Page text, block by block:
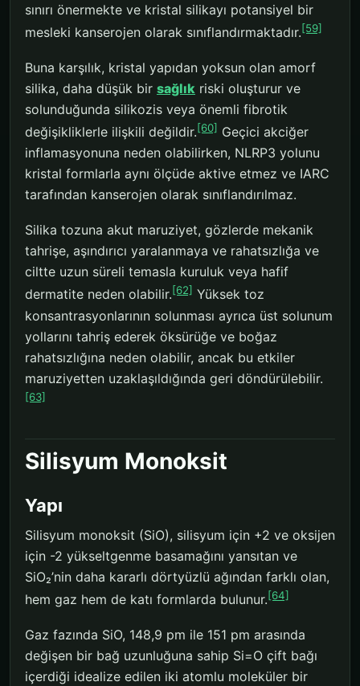
sınırı önermekte ve kristal silikayı potansiyel bir
mesleki kanserojen olarak sınıflandırmaktadır.[59]
Buna karşılık, kristal yapıdan yoksun olan amorf
silika, daha düşük bir sağlık riski oluşturur ve
solunduğunda silikozis veya önemli fibrotik
değişikliklerle ilişkili değildir.[60] Geçici akciğer
inflamasyonuna neden olabilirken, NLRP3 yolunu
kristal formlarla aynı ölçüde aktive etmez ve IARC
tarafından kanserojen olarak sınıflandırılmaz.
Silika tozuna akut maruziyet, gözlerde mekanik
tahrişe, aşındırıcı yaralanmaya ve rahatsızlığa ve
ciltte uzun süreli temasla kuruluk veya hafif
dermatite neden olabilir.[62] Yüksek toz
konsantrasyonlarının solunması ayrıca üst solunum
yollarını tahriş ederek öksürüğe ve boğaz
rahatsızlığına neden olabilir, ancak bu etkiler
maruziyetten uzaklaşıldığında geri döndürülebilir.
[63]
Silisyum Monoksit
Yapı
Silisyum monoksit (SiO), silisyum için +2 ve oksijen
için -2 yükseltgenme basamağını yansıtan ve
SiO₂’nin daha kararlı dörtyüzlü ağından farklı olan,
hem gaz hem de katı formlarda bulunur.[64]
Gaz fazında SiO, 148,9 pm ile 151 pm arasında
değişen bir bağ uzunluğuna sahip Si=O çift bağı
içerdiği idealize edilen iki atomlu moleküler bir